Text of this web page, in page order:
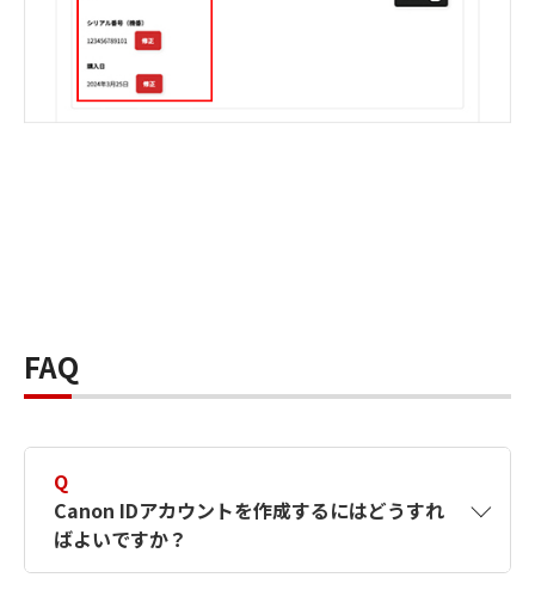
FAQ
Q
Canon IDアカウントを作成するにはどうすれ
ばよいですか？